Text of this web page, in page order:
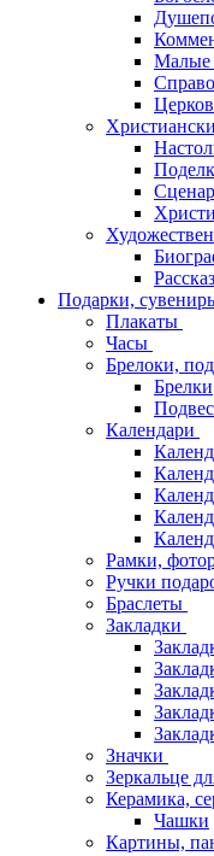
Малые
Подарки,
Плакаты
Часы
Брелоки,
Брелки
Календари
Рамки,
Ручки
Браслеты
Закладки
Значки
Зеркальце
Керамика,
Чашки
Картины,